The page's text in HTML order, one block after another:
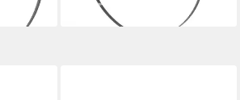
lieferbar - in 2-3 Werktagen bei dir